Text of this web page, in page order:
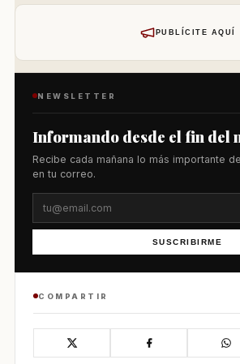
PUBLÍCITE AQUÍ
NEWSLETTER
Informando desde el fin del
Recibe cada mañana lo más importante
en tu correo.
SUSCRIBIRME
COMPARTIR